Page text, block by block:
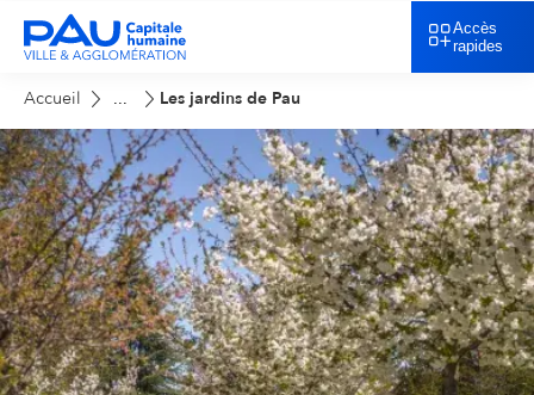
Accès
rapides
Accueil ... Les jardins de Pau